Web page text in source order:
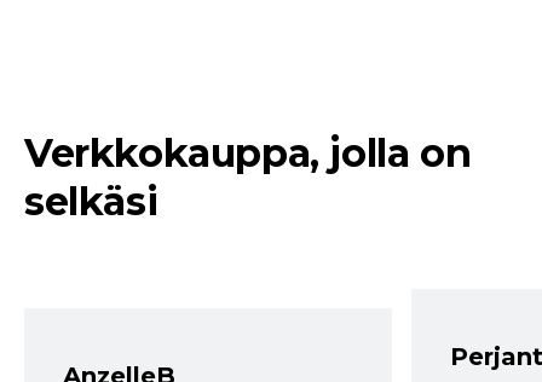
Verkkokauppa, jolla on
selkäsi
AnzelleB